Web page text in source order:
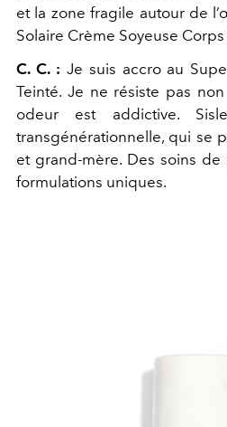
et la zone fragile autour de
Solaire Crème Soyeuse Corps
C. C. : Je suis accro au
Teinté. Je ne résiste pas
odeur est addictive.
transgénérationnelle, qui se
et grand-mère. Des soins de
formulations uniques.